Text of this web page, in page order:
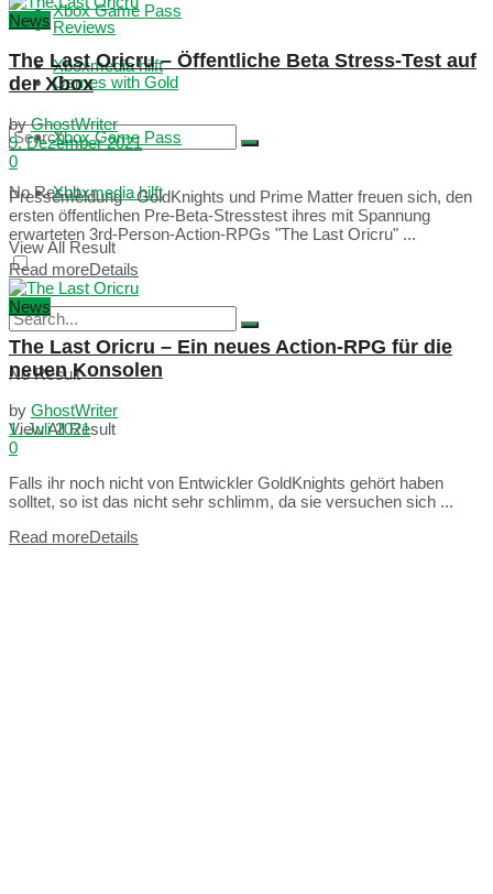
Xbox Game Pass
Xboxmedia hilft
No Result
View All Result
Reviews
Games with Gold
Xbox Game Pass
Xboxmedia hilft
No Result
View All Result
News
The Last Oricru – Öffentliche Beta Stress-Test auf
der Xbox
by GhostWriter
9. Dezember 2021
0
Pressemeldung - GoldKnights und Prime Matter freuen sich, den
ersten öffentlichen Pre-Beta-Stresstest ihres mit Spannung
erwarteten 3rd-Person-Action-RPGs "The Last Oricru" ...
Read moreDetails
News
The Last Oricru – Ein neues Action-RPG für die
neuen Konsolen
by GhostWriter
1. Juli 2021
0
Falls ihr noch nicht von Entwickler GoldKnights gehört haben
solltet, so ist das nicht sehr schlimm, da sie versuchen sich ...
Read moreDetails